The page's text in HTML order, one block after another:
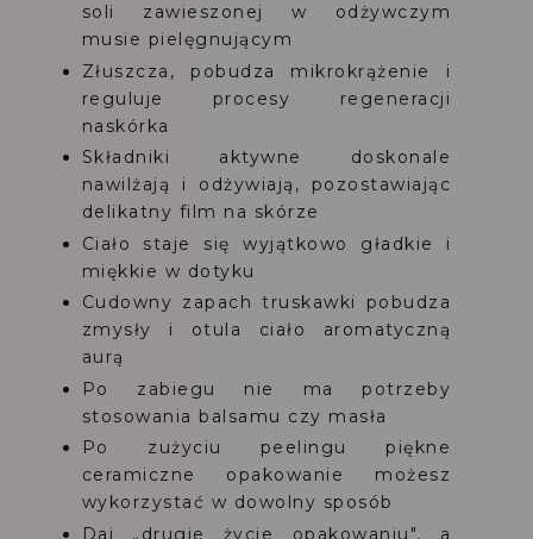
soli zawieszonej w odżywczym
musie pielęgnującym
Złuszcza, pobudza mikrokrążenie i
reguluje procesy regeneracji
naskórka
Składniki aktywne doskonale
nawilżają i odżywiają, pozostawiając
delikatny film na skórze
Ciało staje się wyjątkowo gładkie i
miękkie w dotyku
Cudowny zapach truskawki pobudza
zmysły i otula ciało aromatyczną
aurą
Po zabiegu nie ma potrzeby
stosowania balsamu czy masła
Po zużyciu peelingu piękne
ceramiczne opakowanie możesz
wykorzystać w dowolny sposób
Daj „drugie życie opakowaniu", a